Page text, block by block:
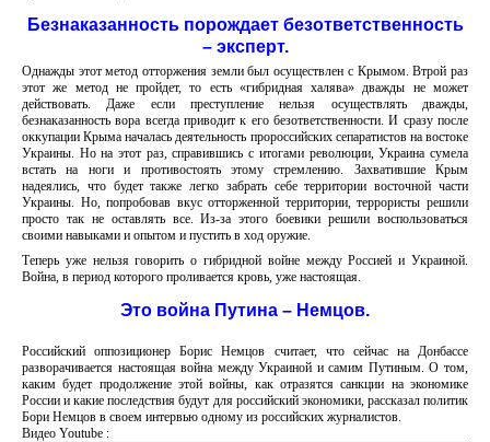
Безнаказанность порождает безответственность
– эксперт.
Однажды этот метод отторжения земли был осуществлен с Крымом. Втрой раз
этот же метод не пройдет, то есть «гибридная халява» дважды не может
действовать. Даже если преступление нельзя осуществлять дважды,
безнаказанность вора всегда приводит к его безответственности. И сразу после
оккупации Крыма началась деятельность пророссийских сепаратистов на востоке
Украины. Но на этот раз, справившись с итогами революции, Украина сумела
встать на ноги и противостоять этому стремлению. Захватившие Крым
надеялись, что будет также легко забрать себе территории восточной части
Украины. Но, попробовав вкус отторженной территории, террористы решили
просто так не оставлять все. Из-за этого боевики решили воспользоваться
своими навыками и опытом и пустить в ход оружие.
Теперь уже нельзя говорить о гибридной войне между Россией и Украиной.
Война, в период которого проливается кровь, уже настоящая.
Это война Путина – Немцов.
Российский оппозиционер Борис Немцов считает, что сейчас на Донбассе
разворачивается настоящая война между Украиной и самим Путиным. О том,
каким будет продолжение этой войны, как отразятся санкции на экономике
России и какие последствия будут для российский экономики, рассказал политик
Бори Немцов в своем интервью одному из российских журналистов.
Видео Youtube :